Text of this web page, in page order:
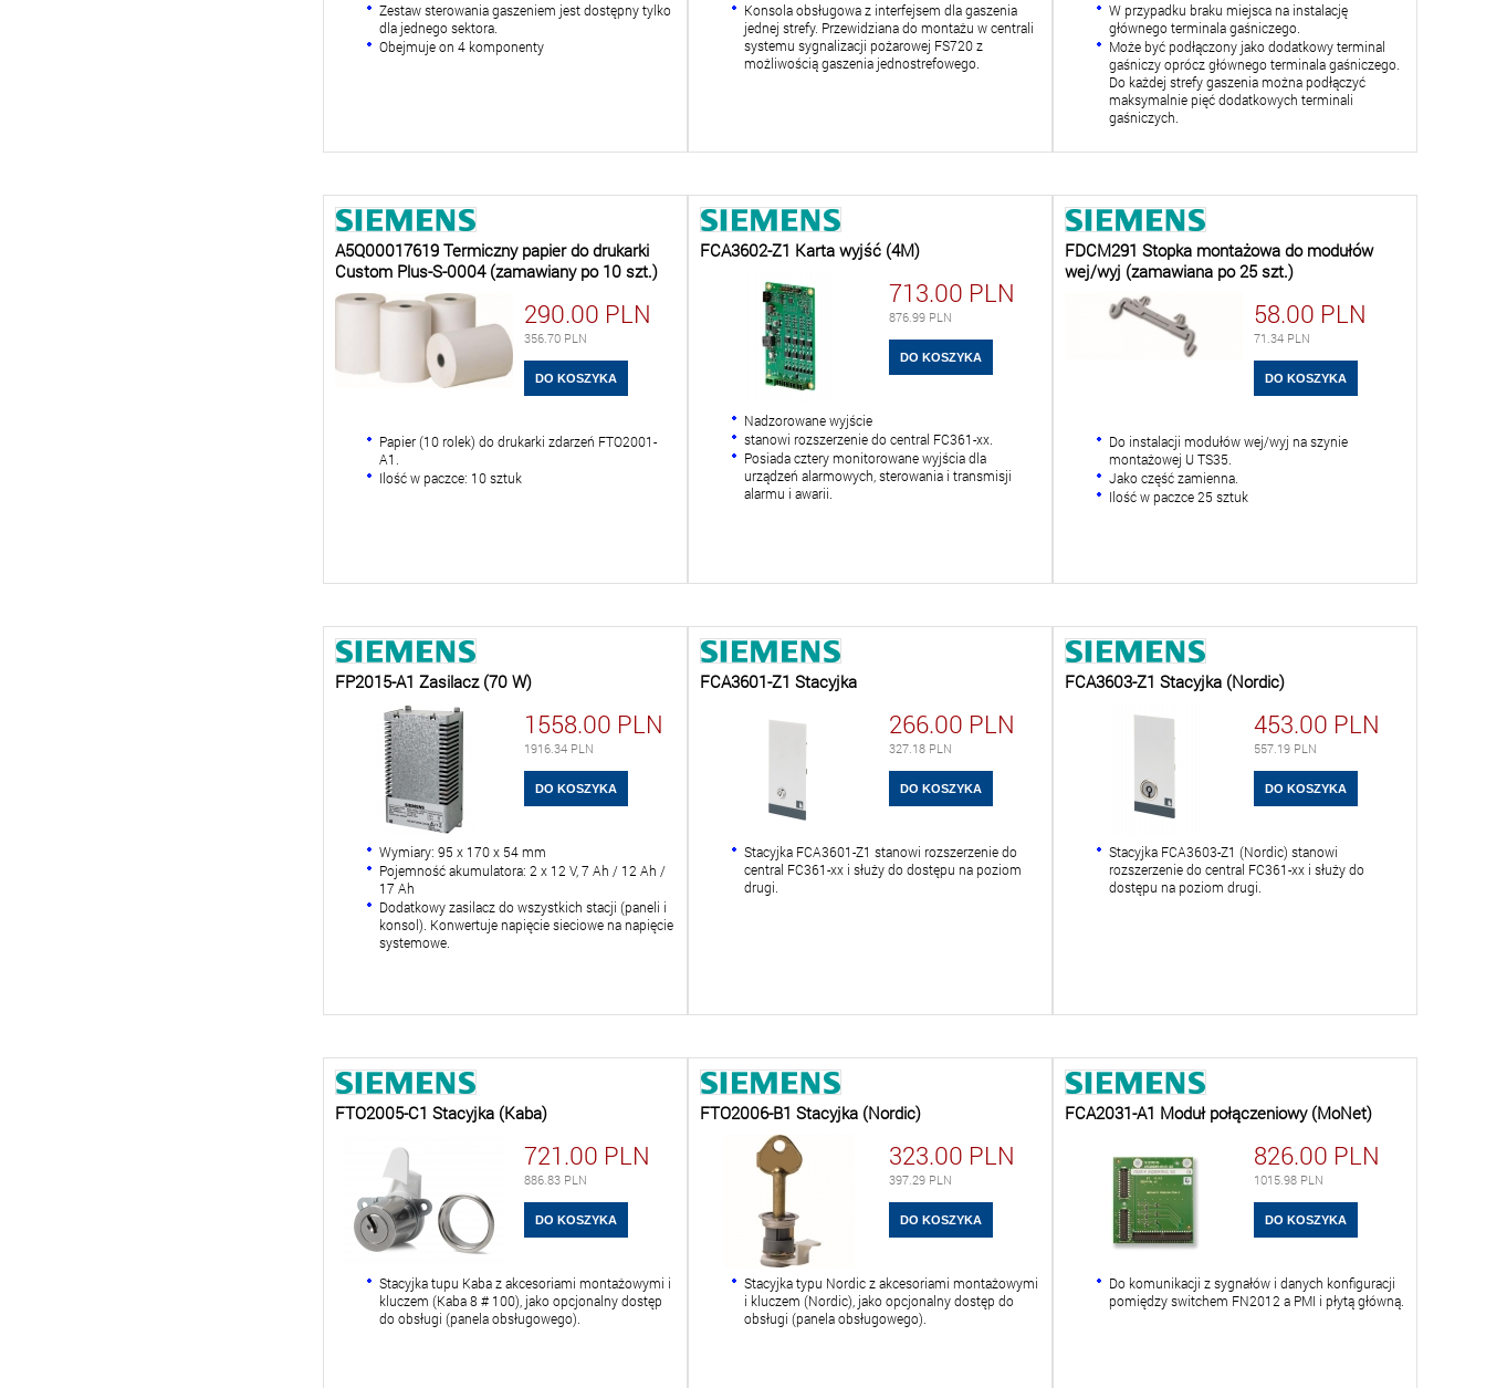
Zestaw sterowania gaszeniem jest dostępny tylko
dla jednego sektora.
Obejmuje on 4 komponenty
Konsola obsługowa z interfejsem dla gaszenia
jednej strefy. Przewidziana do montażu w centrali
systemu sygnalizacji pożarowej FS720 z
możliwością gaszenia jednostrefowego.
W przypadku braku miejsca na instalację
głównego terminala gaśniczego.
Może być podłączony jako dodatkowy terminal
gaśniczy oprócz głównego terminala gaśniczego.
Do każdej strefy gaszenia można podłączyć
maksymalnie pięć dodatkowych terminali
gaśniczych.
A5Q00017619 Termiczny papier do drukarki
Custom Plus-S-0004 (zamawiany po 10 szt.)
290.00 PLN
356.70 PLN
Papier (10 rolek) do drukarki zdarzeń FTO2001-
A1.
Ilość w paczce: 10 sztuk
FCA3602-Z1 Karta wyjść (4M)
713.00 PLN
876.99 PLN
Nadzorowane wyjście
stanowi rozszerzenie do central FC361-xx.
Posiada cztery monitorowane wyjścia dla
urządzeń alarmowych, sterowania i transmisji
alarmu i awarii.
FDCM291 Stopka montażowa do modułów
wej/wyj (zamawiana po 25 szt.)
58.00 PLN
71.34 PLN
Do instalacji modułów wej/wyj na szynie
montażowej U TS35.
Jako część zamienna.
Ilość w paczce 25 sztuk
FP2015-A1 Zasilacz (70 W)
1558.00 PLN
1916.34 PLN
Wymiary: 95 x 170 x 54 mm
Pojemność akumulatora: 2 x 12 V, 7 Ah / 12 Ah /
17 Ah
Dodatkowy zasilacz do wszystkich stacji (paneli i
konsol). Konwertuje napięcie sieciowe na napięcie
systemowe.
FCA3601-Z1 Stacyjka
266.00 PLN
327.18 PLN
Stacyjka FCA3601-Z1 stanowi rozszerzenie do
central FC361-xx i służy do dostępu na poziom
drugi.
FCA3603-Z1 Stacyjka (Nordic)
453.00 PLN
557.19 PLN
Stacyjka FCA3603-Z1 (Nordic) stanowi
rozszerzenie do central FC361-xx i służy do
dostępu na poziom drugi.
FTO2005-C1 Stacyjka (Kaba)
721.00 PLN
886.83 PLN
Stacyjka tupu Kaba z akcesoriami montażowymi i
kluczem (Kaba 8 # 100), jako opcjonalny dostęp
do obsługi (panela obsługowego).
FTO2006-B1 Stacyjka (Nordic)
323.00 PLN
397.29 PLN
Stacyjka typu Nordic z akcesoriami montażowymi
i kluczem (Nordic), jako opcjonalny dostęp do
obsługi (panela obsługowego).
FCA2031-A1 Moduł połączeniowy (MoNet)
826.00 PLN
1015.98 PLN
Do komunikacji z sygnałów i danych konfiguracji
pomiędzy switchem FN2012 a PMI i płytą główną.